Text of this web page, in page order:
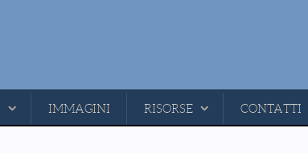
IMMAGINI RISORSE CONTATTI